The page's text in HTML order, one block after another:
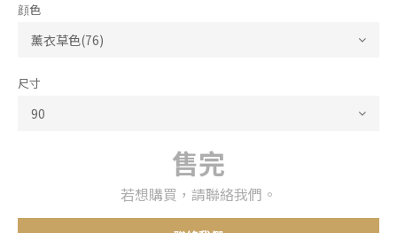
顔色
尺寸
售完
若想購買，請聯絡我們。